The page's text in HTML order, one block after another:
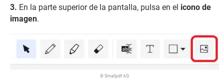
En la parte superior de la pantalla, pulsa en el icono de
imagen.
© Smallpdf AG